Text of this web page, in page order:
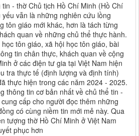
- thờ Chủ tịch Hồ Chí Minh (Hồ Chí
vẫn là những nghiên cứu lồng
tôn giáo mới khác, hơn là tách từng
quan về những chủ thể thực hành.
tôn giáo, xã hội học tôn giáo, bài
tin chân thực, khách quan về cộng
ở các điện tư gia tại Việt Nam hiện
tra thực tế (định lượng và định tính)
thực hiện trong các năm 2024 - 2025.
thông tin cơ bản nhất về chủ thể tin -
cấp cho người đọc thêm những
có cùng niềm tin mới mẻ này. Qua
tượng thờ Hồ Chí Minh ở Việt Nam
phục hơn